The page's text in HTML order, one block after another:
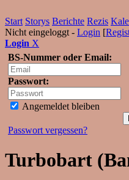
Start Storys Berichte Rezis
Nicht eingeloggt - Login [
Login X
BS-Nummer oder Email:
Passwort:
Angemeldet bleiben
Passwort vergessen?
Turbobart